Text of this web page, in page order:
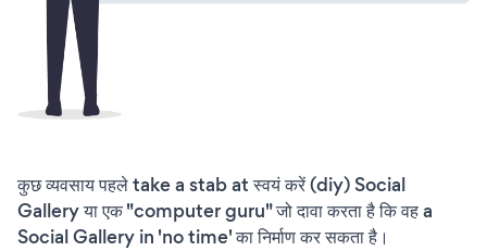
कुछ व्यवसाय पहले take a stab at स्वयं करें (diy) Social
Gallery या एक "computer guru" जो दावा करता है कि वह a
Social Gallery in 'no time' का निर्माण कर सकता है।